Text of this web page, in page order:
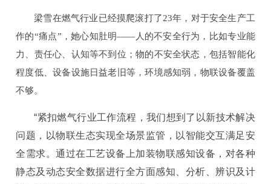
梁雪在燃气行业已经摸爬滚打了23年，对于安全生产工
作的“痛点”，她心知肚明——人的不安全行为，比如专业能
力、责任心、认知等不到位；物的不安全状态，包括智能化
程度低、设备设施日益老旧等，环境感知弱，物联设备覆盖
不够。
“紧扣燃气行业工作流程，我们想到了以新技术解决
问题，以物联生态实现全场景监管，以智能交互满足安
全需求。通过在工艺设备上加装物联感知设备，对各种
静态及动态安全数据进行全方面感知、分析、辨识及计